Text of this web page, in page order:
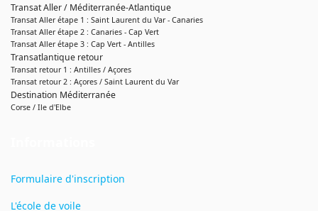
Transat Aller / Méditerranée-Atlantique
Transat Aller étape 1 : Saint Laurent du Var - Canaries
Transat Aller étape 2 : Canaries - Cap Vert
Transat Aller étape 3 : Cap Vert - Antilles
Transatlantique retour
Transat retour 1 : Antilles / Açores
Transat retour 2 : Açores / Saint Laurent du Var
Destination Méditerranée
Corse / Ile d'Elbe
Formulaire d'inscription
L'école de voile